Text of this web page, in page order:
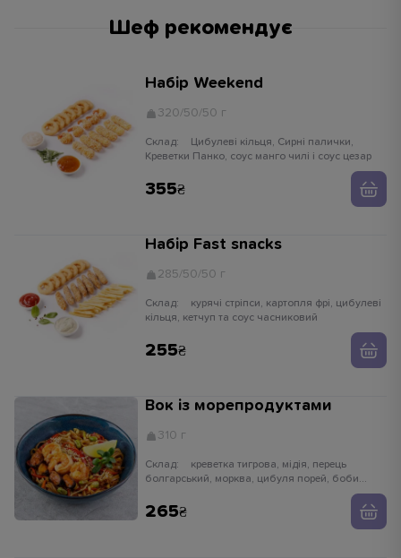
Шеф рекомендує
Набір Weekend
320/50/50 г
Склад:
Креветки Панко, соус манго чилі і соус цезар
355
Набір Fast snacks
285/50/50 г
Склад:
кільця, кетчуп та соус часниковий
255
Вок із морепродуктами
310 г
Склад:
болгарський, морква, цибуля порей, боби
устричний соус, кунжут білий, рисова локшина
265